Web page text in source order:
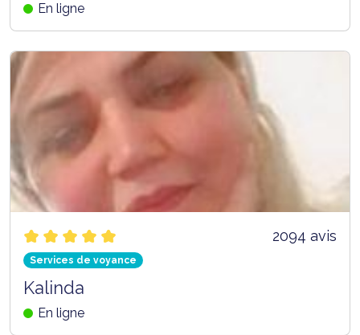
En ligne
2094 avis
Services de voyance
Kalinda
En ligne